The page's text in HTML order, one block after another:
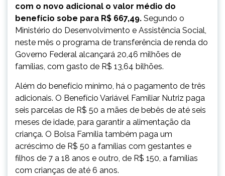
com o novo adicional o valor médio do
benefício sobe para R$ 667,49. Segundo o
Ministério do Desenvolvimento e Assistência Social,
neste mês o programa de transferência de renda do
Governo Federal alcançará 20,46 milhões de
famílias, com gasto de R$ 13,64 bilhões.
Além do benefício mínimo, há o pagamento de três
adicionais. O Benefício Variável Familiar Nutriz paga
seis parcelas de R$ 50 a mães de bebês de até seis
meses de idade, para garantir a alimentação da
criança. O Bolsa Família também paga um
acréscimo de R$ 50 a famílias com gestantes e
filhos de 7 a 18 anos e outro, de R$ 150, a famílias
com crianças de até 6 anos.